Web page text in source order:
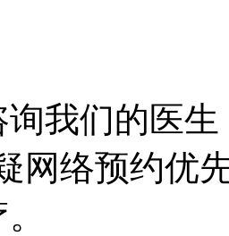
我们的医生
网络预约优